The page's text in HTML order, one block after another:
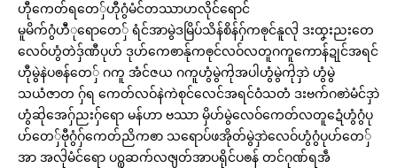
ဌာန်ပရိုၚ်ဗၠးၜးမန်
Related
ဟီုကေတ်ရတေ်ှဟီုဂွံမံင်တဿာဟလိုင်ရောင်
မူမိက်ဂွံဟီဲုရောတေ်ှ ရံင်အာမွဲဒမြိပ်သိန်စိန်ဂ်ှကၜုင်နူလႝု ဒးထၞးညးတေ
လေဝ်ဟွံတဲဒ်ှဏီပုဟ် ဒုဟ်ကေၜာန်ုကၜုင်လဝ်လတူဂကူကောန်ဍုင်အရင်
ဟီုမွဲနဲပၜန်တေ်ှ ဂကူ အံင်ဇယ ဂကူဟွံမွဲကႝုအပါဟွံမွဲကႝုဒှာဲ ဟွံမွဲ
သယံဇာတ ဂ်ှရ ကေတ်လဝ်နဲကဲစုင်လေင်အရင်ဝံသတံ ဒးဗက်ဂၜာဲမံင်ဒှာဲ
ဟွံဆႝုအေဂ်ှညးဂ်ှရော မန်ဟာ ဗဿာ မှိဟ်မွဲလေဝ်ကေတ်လတူဍေံဟွံဂွံပု
ဟ်တေ်ှဗီုဂွံဂ်ှကေတ်ညိကၜာ သရောပ်ဖအိုတ်မွဲဒှာဲလေဝ်ဟွံဂွံပုဟ်တေ်ှ
အာ အလႝုမံင်ရော ပ႙ုဆက်လၛတ်အာပရိုင်ပၜန် တင်ဂုဏ်ရအဵ